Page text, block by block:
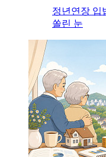
정년연장 입
쏠린 눈